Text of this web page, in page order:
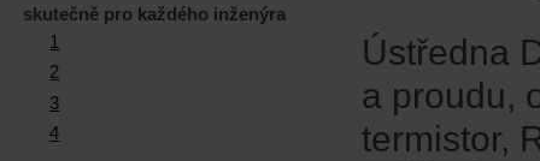
Ústředna
a proudu,
termistor,
skutečně pro každého inženýra
1
2
3
4